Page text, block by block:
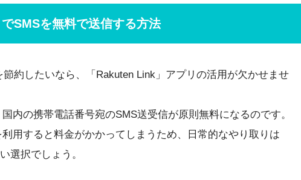
SMSを無料で送信する方法
約したいなら、「Rakuten Link」アプリの活用が欠かせませ
内の携帯電話番号宛のSMS送受信が原則無料になるのです。
用すると料金がかかってしまうため、日常的なやり取りは
選択でしょう。